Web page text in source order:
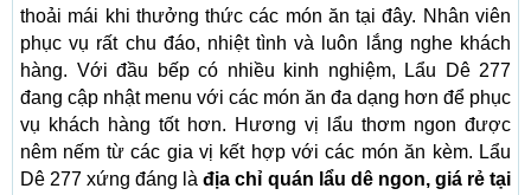
thoải mái khi thưởng thức các món ăn tại đây. Nhân viên
phục vụ rất chu đáo, nhiệt tình và luôn lắng nghe khách
hàng. Với đầu bếp có nhiều kinh nghiệm, Lẩu Dê 277
đang cập nhật menu với các món ăn đa dạng hơn để phục
vụ khách hàng tốt hơn. Hương vị lẩu thơm ngon được
nêm nếm từ các gia vị kết hợp với các món ăn kèm. Lẩu
Dê 277 xứng đáng làđịa chỉ quán lẩu dê ngon, giá rẻ tại